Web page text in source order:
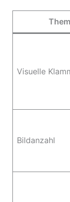
Visuelle
Bildanzahl